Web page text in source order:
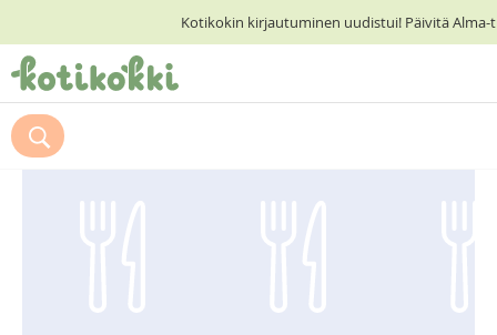
Kotikokin kirjautuminen uudistui! Päivitä
ETUSIVU
RESEPTIHAKU
Suosittelemme myös